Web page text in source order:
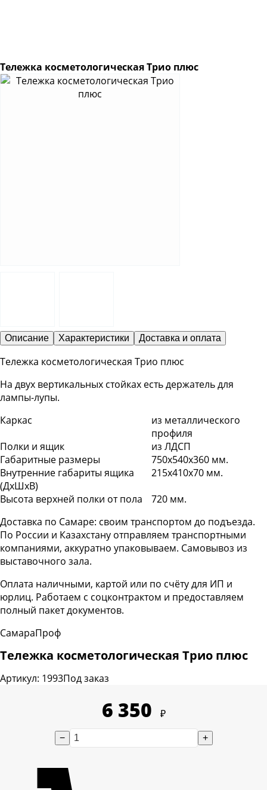
Тележка косметологическая Трио плюс
Описание Характеристики Доставка и оплата
Тележка косметологическая Трио плюс
На двух вертикальных стойках есть держатель для
лампы-лупы.
Каркас
из металлического
профиля
Полки и ящик
из ЛДСП
Габаритные размеры
750х540х360 мм.
Внутренние габариты ящика
(ДхШхВ)
215х410х70 мм.
Высота верхней полки от пола
720 мм.
Доставка по Самаре: своим транспортом до подъезда.
По России и Казахстану отправляем транспортными
компаниями, аккуратно упаковываем. Самовывоз из
выставочного зала.
Оплата наличными, картой или по счёту для ИП и
юрлиц. Работаем с соцконтрактом и предоставляем
полный пакет документов.
СамараПроф
Тележка косметологическая Трио плюс
Артикул: 1993Под заказ
6 350 ₽
− +